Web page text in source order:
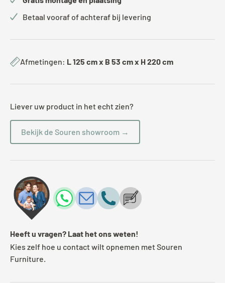
Betaal vooraf of achteraf bij levering
Afmetingen: L 125 cm x B 53 cm x H 220 cm
Liever uw product in het echt zien?
Bekijk de Souren showroom →
Heeft u vragen? Laat het ons weten!
Kies zelf hoe u contact wilt opnemen met Souren
Furniture.